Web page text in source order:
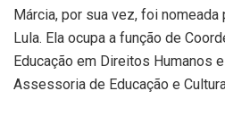
Márcia, por sua vez, foi nomeada
Lula. Ela ocupa a função de
Educação em Direitos Humanos
Assessoria de Educação e